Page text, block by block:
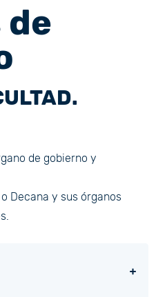
de
de gobierno y
Decana y sus órganos